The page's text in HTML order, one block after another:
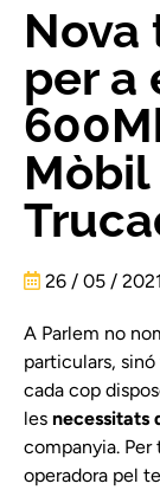
Nova
per a
Mòbil
26 / 05 / 2021
A Parlem no
particulars,
cada cop
les necessitats
companyia.
operadora pel